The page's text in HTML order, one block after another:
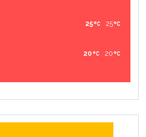
25
25
20
20